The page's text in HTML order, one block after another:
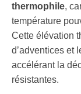
thermophile,
température
Cette élévation
d’adventices et
accélérant la
résistantes.